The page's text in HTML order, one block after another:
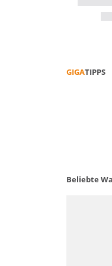
GIGATIPPS
Beliebte